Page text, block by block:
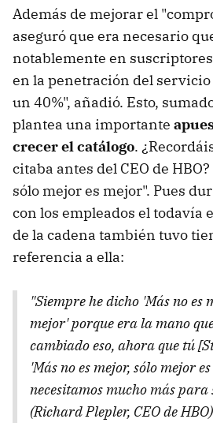
Además de mejorar el
aseguró que era necesario
notablemente en
en la penetración del
un 40%", añadió. Esto,
plantea una importante
crecer el catálogo.
citaba antes del CEO de
sólo mejor es mejor". Pues
con los empleados el todavía
de la cadena también tuvo
referencia a ella:
"Siempre he dicho 'Más no es
mejor' porque era la mano
cambiado eso, ahora que tú
'Más no es mejor, sólo mejor
necesitamos mucho más
(Richard Plepler, CEO de